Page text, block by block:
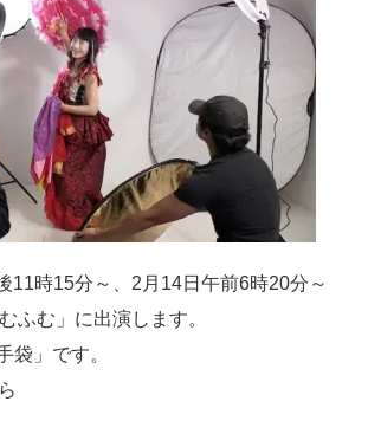
11時15分～、2月14日午前6時20分～
ふむ」に出演します。
袋」です。